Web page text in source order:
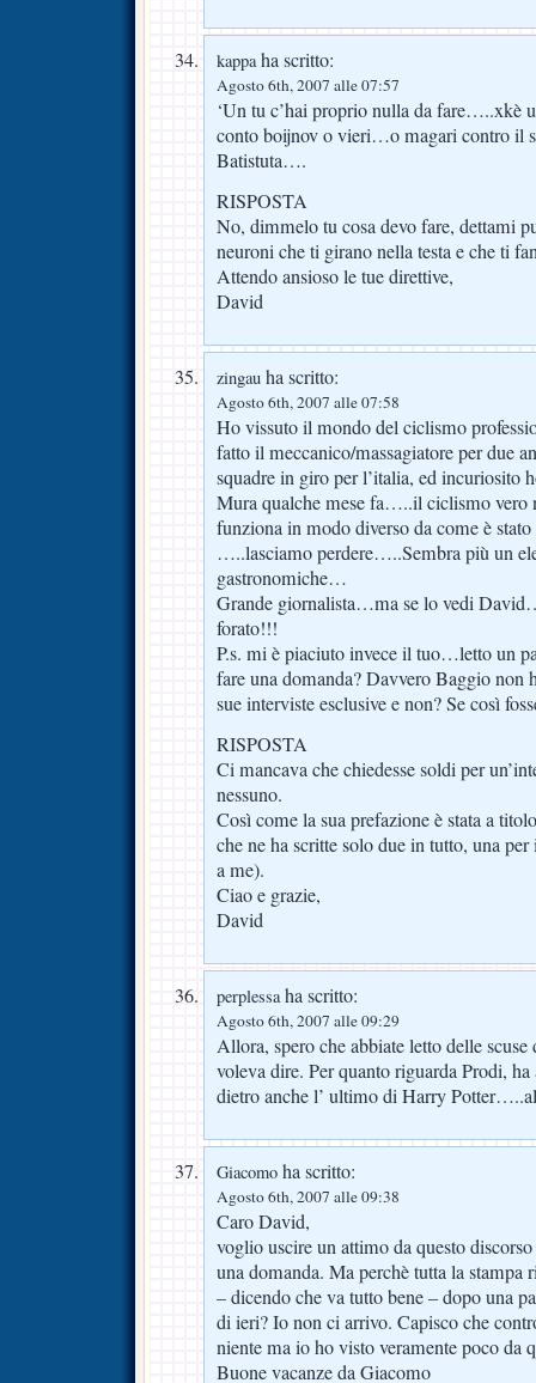
kappaha scritto:
Agosto 6th, 2007 alle 07:57
‘Un tu c’hai proprio nulla da fare…..xkè
conto boijnov o vieri…o magari contro il
Batistuta….
RISPOSTA
No, dimmelo tu cosa devo fare, dettami
neuroni che ti girano nella testa e che ti
Attendo ansioso le tue direttive,
David
zingau ha scritto:
Agosto 6th, 2007 alle 07:58
Ho vissuto il mondo del ciclismo
fatto il meccanico/massagiatore per due
squadre in giro per l’italia, ed incuriosito
Mura qualche mese fa…..il ciclismo vero
funziona in modo diverso da come è
…..lasciamo perdere…..Sembra più un
gastronomiche…
Grande giornalista…ma se lo vedi
forato!!!
P.s. mi è piaciuto invece il tuo…letto un
fare una domanda? Davvero Baggio non
sue interviste esclusive e non? Se così
RISPOSTA
Ci mancava che chiedesse soldi per
nessuno.
Così come la sua prefazione è stata a
che ne ha scritte solo due in tutto, una
a me).
Ciao e grazie,
David
perplessaha scritto:
Agosto 6th, 2007 alle 09:29
Allora, spero che abbiate letto delle
voleva dire. Per quanto riguarda Prodi,
dietro anche l’ ultimo di Harry
Giacomo ha scritto:
Agosto 6th, 2007 alle 09:38
Caro David,
voglio uscire un attimo da questo
una domanda. Ma perchè tutta la stampa
– dicendo che va tutto bene – dopo una
di ieri? Io non ci arrivo. Capisco che
niente ma io ho visto veramente poco da
Buone vacanze da Giacomo